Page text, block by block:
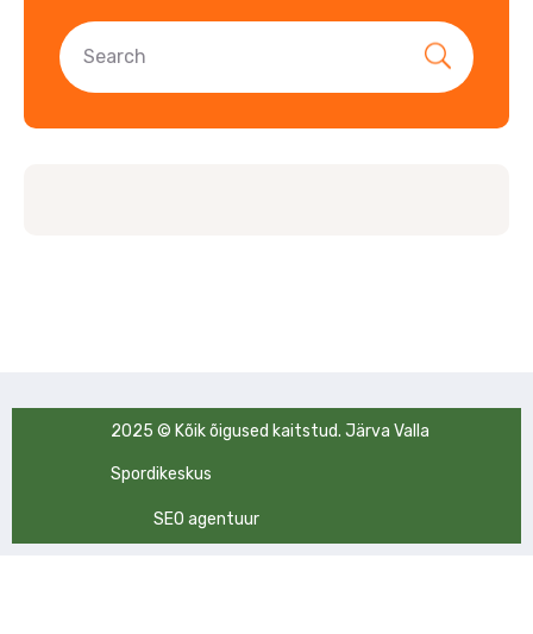
2025 © Kõik õigused kaitstud. Järva Valla
Spordikeskus
SEO agentuur